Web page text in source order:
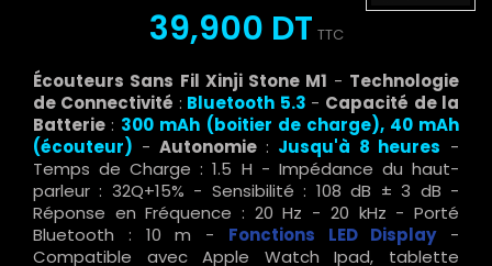
39,900 DT TTC
Écouteurs Sans Fil Xinji Stone M1 - Technologie
de Connectivité : Bluetooth 5.3 - Capacité de la
Batterie: 300 mAh (boitier de charge), 40 mAh
(écouteur) -Autonomie : Jusqu'à 8 heures -
Temps de Charge : 1.5 H - Impédance du haut-
parleur : 32Q+15% - Sensibilité : 108 dB ± 3 dB -
Réponse en Fréquence : 20 Hz - 20 kHz - Porté
Bluetooth : 10 m - Fonctions LED Display-
Compatible avec Apple Watch Ipad, tablette